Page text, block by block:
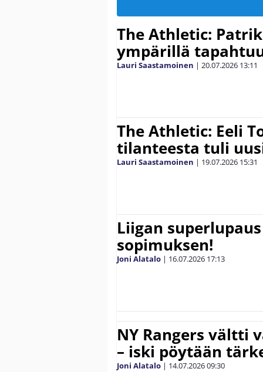
The Athletic:
ympärillä
Lauri Saastamoinen | 20.07.2026 13:11
The Athletic: Eeli
tilanteesta tuli
Lauri Saastamoinen | 19.07.2026 15:31
Liigan
sopimuksen!
Joni Alatalo | 16.07.2026 17:13
NY Rangers vältti
– iski pöytään
Joni Alatalo | 14.07.202609:30